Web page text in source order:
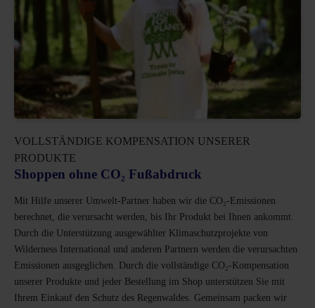
VOLLSTÄNDIGE KOMPENSATION UNSERER
PRODUKTE
Shoppen ohne CO₂ Fußabdruck
Mit Hilfe unserer Umwelt-Partner haben wir die CO₂-Emissionen
berechnet, die verursacht werden, bis Ihr Produkt bei Ihnen ankommt.
Durch die Unterstützung ausgewählter Klimaschutzprojekte von
Wilderness International und anderen Partnern werden die verursachten
Emissionen ausgeglichen. Durch die vollständige CO₂-Kompensation
unserer Produkte und jeder Bestellung im Shop unterstützen Sie mit
Ihrem Einkauf den Schutz des Regenwaldes. Gemeinsam packen wir